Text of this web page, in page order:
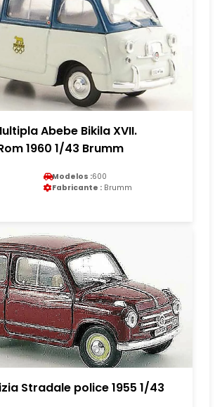
Abebe Bikila XVII.
1960 1/43 Brumm
Modelos :600
Fabricante : Brumm
Stradale police 1955 1/43